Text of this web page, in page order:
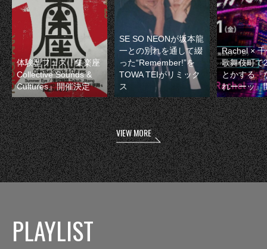
体験型フェス『集楽座
Collective Sounds &
Cultures』開催決定
SE SO NEONが坂本龍
一との別れを通して綴
った“Remember!”を
TOWA TEIがリミック
ス
Rachel ×
歌舞伎町で
とかする『
れーーッ』
VIEW MORE
PLAYLIST